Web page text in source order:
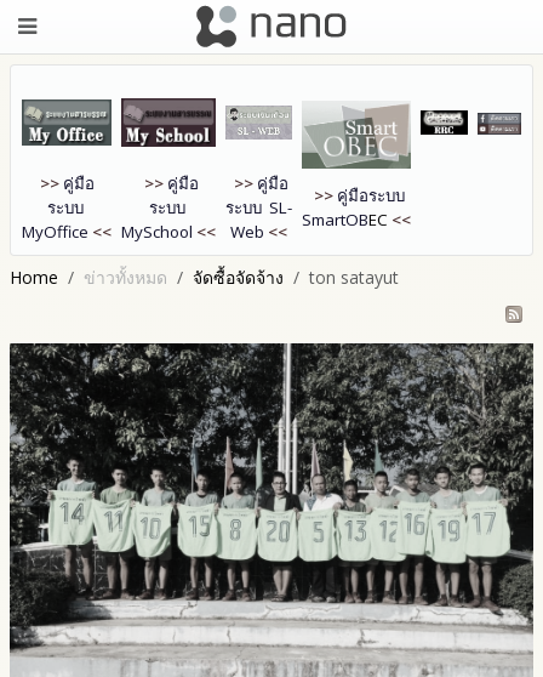
>> คู่มือ
ระบบ
MyOffice <<
>> คู่มือ
ระบบ
MySchool <<
>> คู่มือ
ระบบ SL-
Web <<
>> คู่มือระบบ
SmartOBEC <<
Home ข่าวทั้งหมด จัดซื้อจัดจ้าง ton satayut